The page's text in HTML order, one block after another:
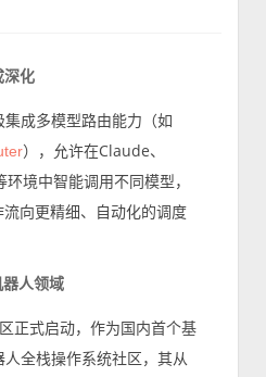
深化
成多模型路由能力（如
），允许在Claude、
境中智能调用不同模型，
向更精细、自动化的调度
人领域
正式启动，作为国内首个基
全栈操作系统社区，其从